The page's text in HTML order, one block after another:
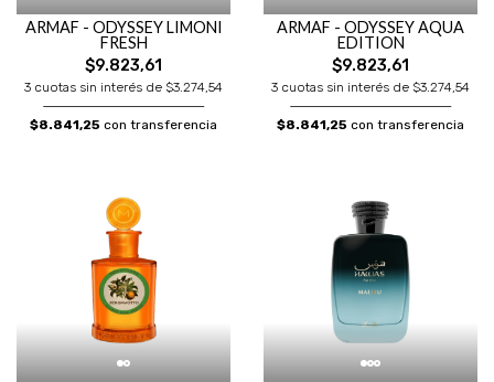
ARMAF - ODYSSEY LIMONI
FRESH
$9.823,61
3 cuotas sin interés de $3.274,54
$8.841,25 con transferencia
ARMAF - ODYSSEY AQUA
EDITION
$9.823,61
3 cuotas sin interés de $3.274,54
$8.841,25 con transferencia